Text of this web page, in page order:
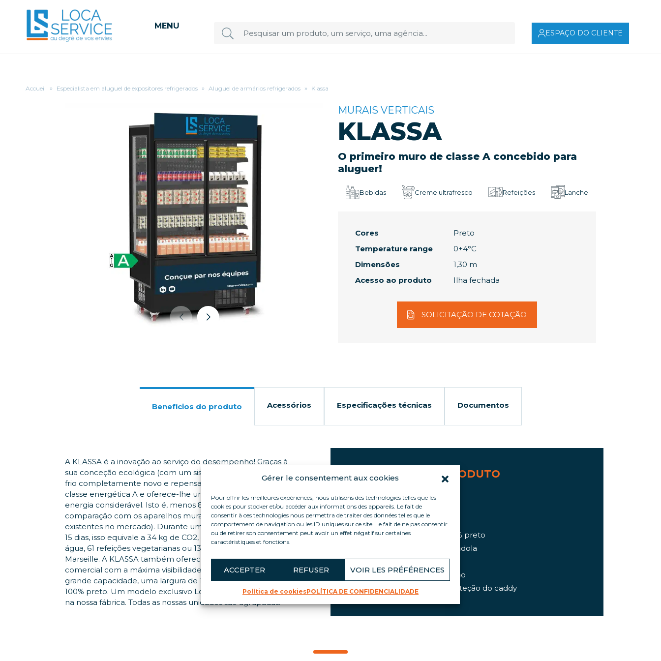
Gérer le consentement aux cookies
Pour offrir les meilleures expériences, nous utilisons des technologies telles que les
cookies pour stocker et/ou accéder aux informations des appareils. Le fait de
consentir à ces technologies nous permettra de traiter des données telles que le
comportement de navigation ou les ID uniques sur ce site. Le fait de ne pas consentir
ou de retirer son consentement peut avoir un effet négatif sur certaines
caractéristiques et fonctions.
ACCEPTER REFUSER VOIR LES PRÉFÉRENCES
Política de cookiesPOLÍTICA DE CONFIDENCIALIDADE
MENU
ESPAÇO DO CLIENTE
Accueil » Especialista em aluguel de expositores refrigerados » Aluguel de armários refrigerados » Klassa
MURAIS VERTICAIS
KLASSA
O primeiro muro de classe A concebido para
aluguer!
Bebidas Creme ultrafresco Refeições Lanche
Cores
Preto
Temperature range
0+4°C
Dimensões
1,30 m
Acesso ao produto
Ilha fechada
SOLICITAÇÃO DE COTAÇÃO
Benefícios do produto Acessórios Especificações técnicas Documentos
A KLASSA é a inovação ao serviço do desempenho! Graças à
sua conceção ecológica (com um sistema de produção de
frio completamente novo e repensado), a KLASSA atinge a
classe energética A e oferece-lhe uma poupança de
energia considerável. Isto é, menos 80% de consumo (em
comparação com os aparelhos murais equivalentes
existentes no mercado). Durante um período de aluguer de
15 dias, isso equivale a 34 kg de CO2, ou seja, 75 garrafas de
água, 61 refeições vegetarianas ou 13 viagens de TGV Lille-
Marseille. A KLASSA também oferece um desempenho
comercial com a máxima visibilidade do produto, uma
grande capacidade, uma largura de 1,30 m e um design
100% preto. Um modelo exclusivo Loca Service, fabricado
na nossa fábrica. Todas as nossas unidades são agrupadas.
DESTAQUES DO PRODUTO
Classe energética A
80% menos consumo
Apresentação do produto
Design moderno em 100% preto
Passa entre os pés da gôndola
Suportes POS integrados
Rodas giratórias com travão
Reforços integrados e proteção do caddy